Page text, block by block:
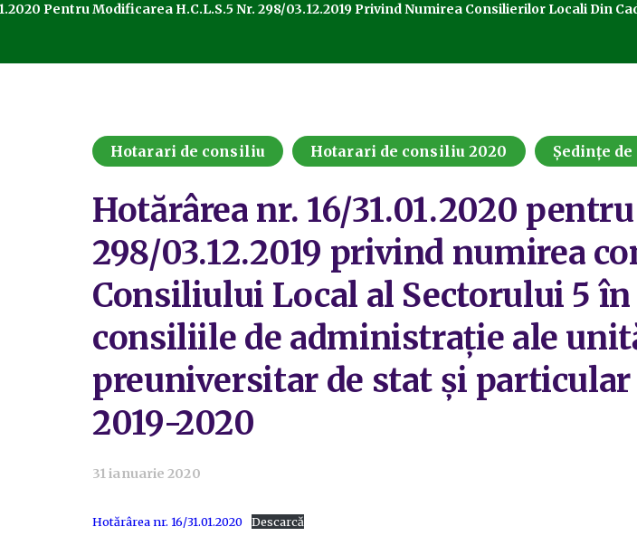
Pentru Modificarea H.C.L.S.5 Nr. 298/03.12.2019 Privind Numirea Consilierilor Locali
Hotarari de consiliu Hotarari de consiliu 2020 Ședințe
Hotărârea nr. 16/31.01.2020
298/03.12.2019 privind numirea
Consiliului Local al Sectorului 5
consiliile de administrație ale
preuniversitar de stat și
2019-2020
31 ianuarie 2020
Hotărârea nr. 16/31.01.2020 Descarcă